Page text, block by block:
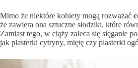
Mimo że niektóre kobiety mogą rozważać
że zawiera ona sztuczne słodziki, które
Zamiast tego, w ciąży zaleca się sięganie
jak plasterki cytryny, miętę czy plasterki